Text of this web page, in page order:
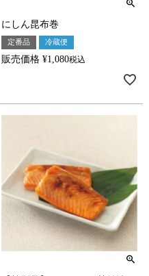
にしん昆布巻
定番品 冷蔵便
販売価格 ¥1,080税込